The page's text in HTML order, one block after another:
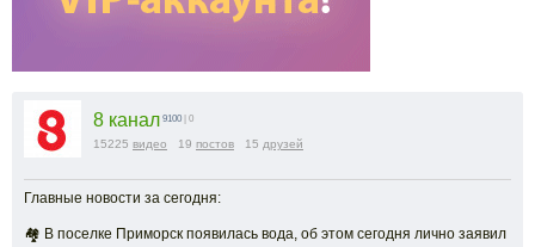
8 канал 9100 | 0
15225 видео 19 постов 15 друзей
Главные новости за сегодня:
🏘 В поселке Приморск появилась вода, об этом сегодня лично заявил